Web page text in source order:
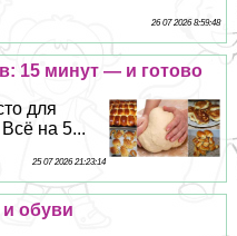
26 07 2026 8:59:48
15 минут — и готово
для
на 5...
25 07 2026 21:23:14
и обуви